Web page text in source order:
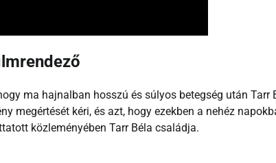
ma hajnalban hosszú és súlyos betegség után Tarr
megértését kéri, és azt, hogy ezekben a nehéz
közleményében Tarr Béla családja.